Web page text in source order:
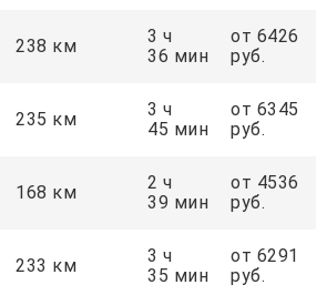
238 км
3 ч
36 мин
от 6426
руб.
235 км
3 ч
45 мин
от 6345
руб.
168 км
2 ч
39 мин
от 4536
руб.
233 км
3 ч
35 мин
от 6291
руб.